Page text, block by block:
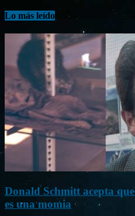
Lo más leído
Donald Schmitt acepta
es una momia